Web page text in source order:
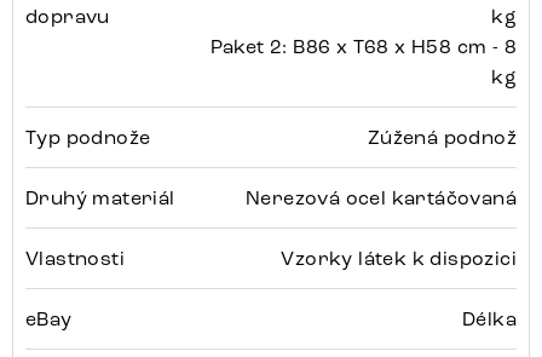
dopravu
kg
Paket 2: B86 x T68 x H58 cm - 8
kg
Typ podnože Zúžená podnož
Druhý materiál Nerezová ocel kartáčovaná
Vlastnosti Vzorky látek k dispozici
eBay Délka